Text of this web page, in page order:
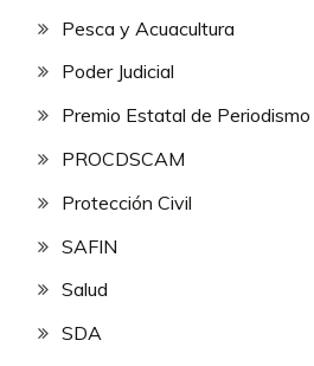
Pesca y Acuacultura
Poder Judicial
Premio Estatal de Periodismo
PROCDSCAM
Protección Civil
SAFIN
Salud
SDA